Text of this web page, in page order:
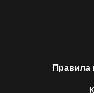
Правила